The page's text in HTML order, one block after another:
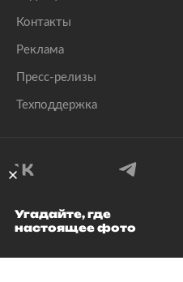
Контакты
Реклама
Пресс-релизы
Техподдержка
© 1999–2026 Все
Угадайте, где
настоящее фото